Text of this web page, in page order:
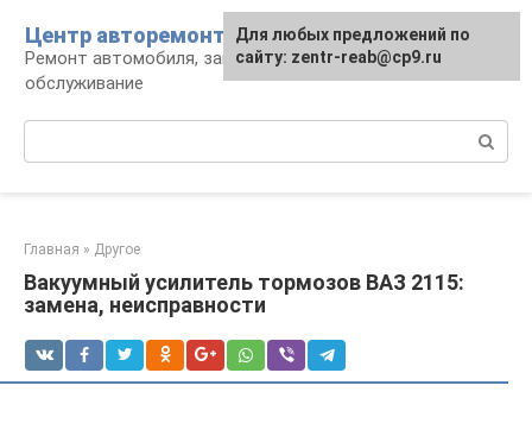
контенту
Центр авторемонта
Ремонт автомобиля, запчасти и
обслуживание
Главная » Другое
Вакуумный усилитель тормозов ВАЗ 2115:
замена, неисправности
Для любых предложений по
сайту: zentr-reab@cp9.ru